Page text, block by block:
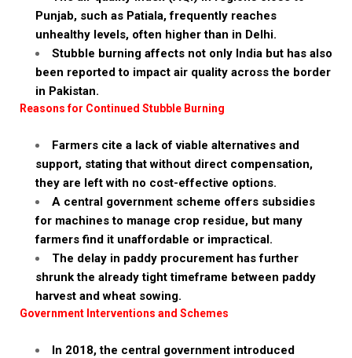
Punjab, such as Patiala, frequently reaches
unhealthy levels, often higher than in Delhi.
Stubble burning affects not only India but has also
been reported to impact air quality across the border
in Pakistan.
Reasons for Continued Stubble Burning
Farmers cite a lack of viable alternatives and
support, stating that without direct compensation,
they are left with no cost-effective options.
A central government scheme offers subsidies
for machines to manage crop residue, but many
farmers find it unaffordable or impractical.
The delay in paddy procurement has further
shrunk the already tight timeframe between paddy
harvest and wheat sowing.
Government Interventions and Schemes
In 2018, the central government introduced